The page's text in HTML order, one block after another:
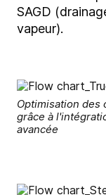
SAGD
vapeur).
Optimisation des
grâce à
avancée